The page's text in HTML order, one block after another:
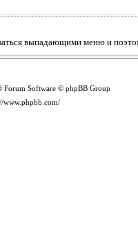
выпадающими меню и
Forum Software © phpBB Group
www.phpbb.com/